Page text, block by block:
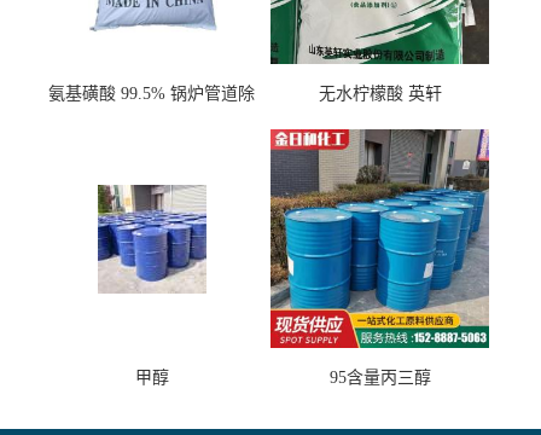
氨基磺酸 99.5% 锅炉管道除
无水柠檬酸 英轩
甲醇 95含量丙三醇